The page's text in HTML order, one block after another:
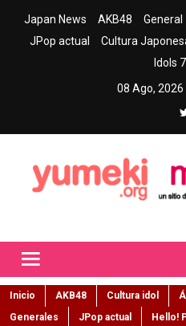
Japan News AKB48 General
JPop actual
Cultura
Idols
08 Ago, 2026
Inicio AKB48 Cultura idol
Generales
JPop actual Hello!